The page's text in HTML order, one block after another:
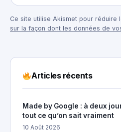
Ce site utilise Akismet pour réduire
sur la façon dont les données de
Articles récents
Made by Google : à deux
tout ce qu’on sait vraiment
10 Août 2026